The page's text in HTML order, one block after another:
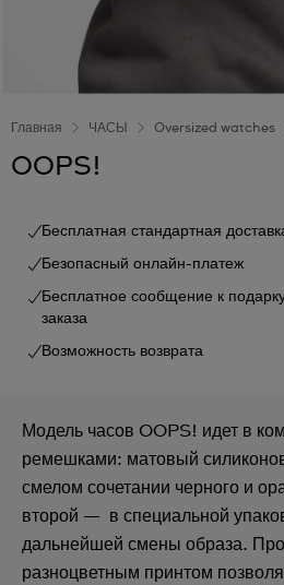
Главная ЧАСЫ Oversized watches
OOPS!
Бесплатная стандартная
Безопасный онлайн-платеж
Бесплатное сообщение к
заказа
Возможность возврата
Модель часов OOPS! идет в
ремешками: матовый
смелом сочетании черного и
второй — в специальной
дальнейшей смены образа.
разноцветным принтом